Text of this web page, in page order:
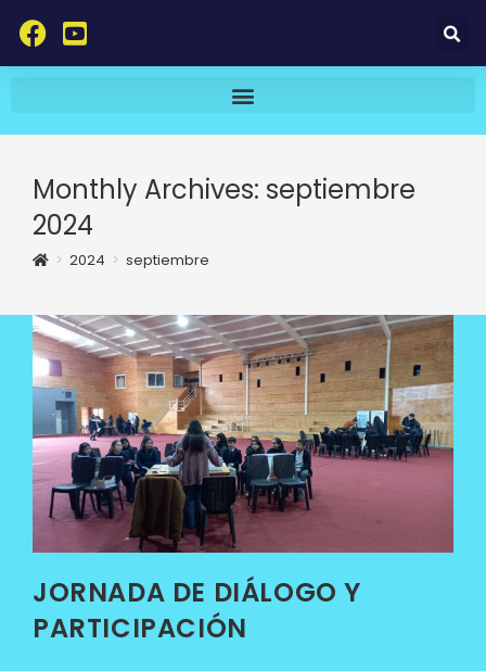
Monthly Archives: septiembre
2024
> 2024 > septiembre
JORNADA DE DIÁLOGO Y
PARTICIPACIÓN